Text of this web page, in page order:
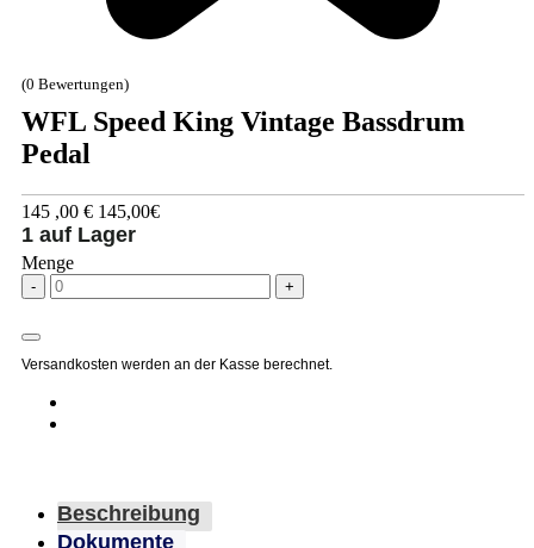
(0 Bewertungen)
WFL Speed King Vintage Bassdrum
Pedal
145 ,00 € 145,00€
1 auf Lager
Menge
- +
Versandkosten werden an der Kasse berechnet.
Beschreibung
Dokumente